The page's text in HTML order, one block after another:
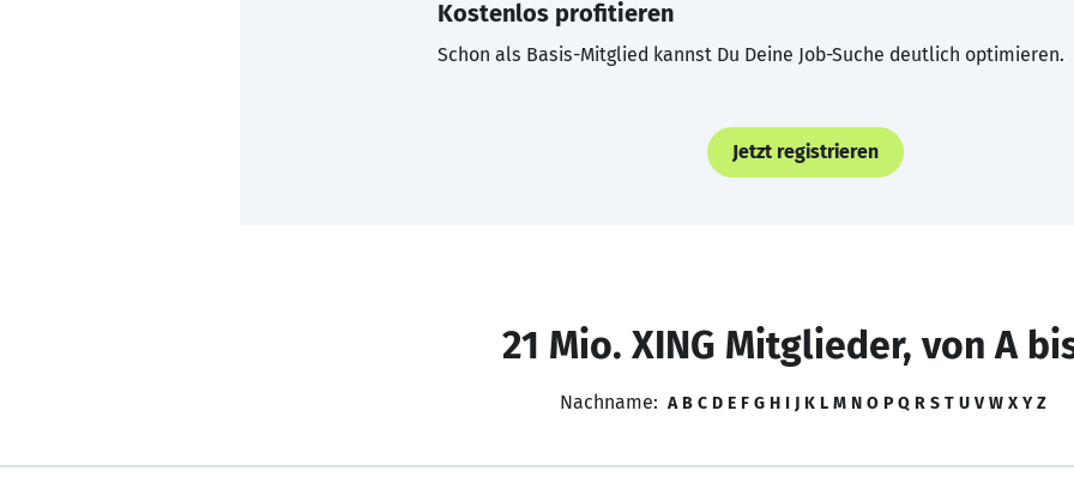
Kostenlos profitieren
Schon als Basis-Mitglied kannst Du Deine Job-Suche deutlich optimieren.
Jetzt registrieren
21 Mio. XING Mitglieder, von A
Nachname: A B C D E F G H I J K L M N O P Q R S T U V W X Y Z